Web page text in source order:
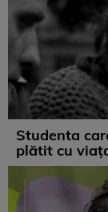
Studenta
plătit cu